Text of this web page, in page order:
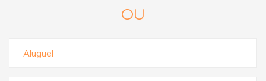
OU
Aluguel